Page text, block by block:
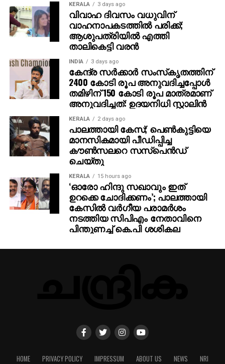
KERALA 3 days ago
വിവാഹ ദിവസം വധുവിന്
വാഹനാപകടത്തില്‍ പരിക്ക്;
ആശുപത്രിയില്‍ എത്തി
താലികെട്ടി വരന്‍
INDIA 3 days ago
കേന്ദ്ര സര്‍ക്കാര്‍ സംസ്‌കൃതത്തിന്
2400 കോടി രൂപ അനുവദിച്ചപ്പോള്‍
തമിഴിന് 150 കോടി രൂപ മാത്രമാണ്
അനുവദിച്ചത്: ഉദയനിധി സ്റ്റാലിന്‍
KERALA 2 days ago
പാലത്തായി കേസ്; പെൺകുട്ടിയെ
മാനസികമായി പീഡിപ്പിച്ച
കൗൺസലറെ സസ്പെൻഡ്
ചെയ്തു
KERALA 15 hours ago
‘ഓരോ ഹിന്ദു സഖാവും ഇത്
ഉറക്കെ ചോദിക്കണം’; പാലത്തായി
കേസിൽ വർഗീയ പരാമർശം
നടത്തിയ സിപിഎം നേതാവിനെ
പിന്തുണച്ച് കെ.പി ശശികല
HOME PRIVACY POLICY IMPRESSUM ABOUT US NEWS NRI